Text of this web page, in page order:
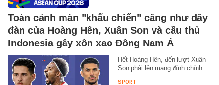
Toàn cảnh màn "khẩu chiến" căng như dây
đàn của Hoàng Hên, Xuân Son và cầu thủ
Indonesia gây xôn xao Đông Nam Á
Hết Hoàng Hên, đến lượt Xuân
Son phải lên mạng đính chính.
SPORT -